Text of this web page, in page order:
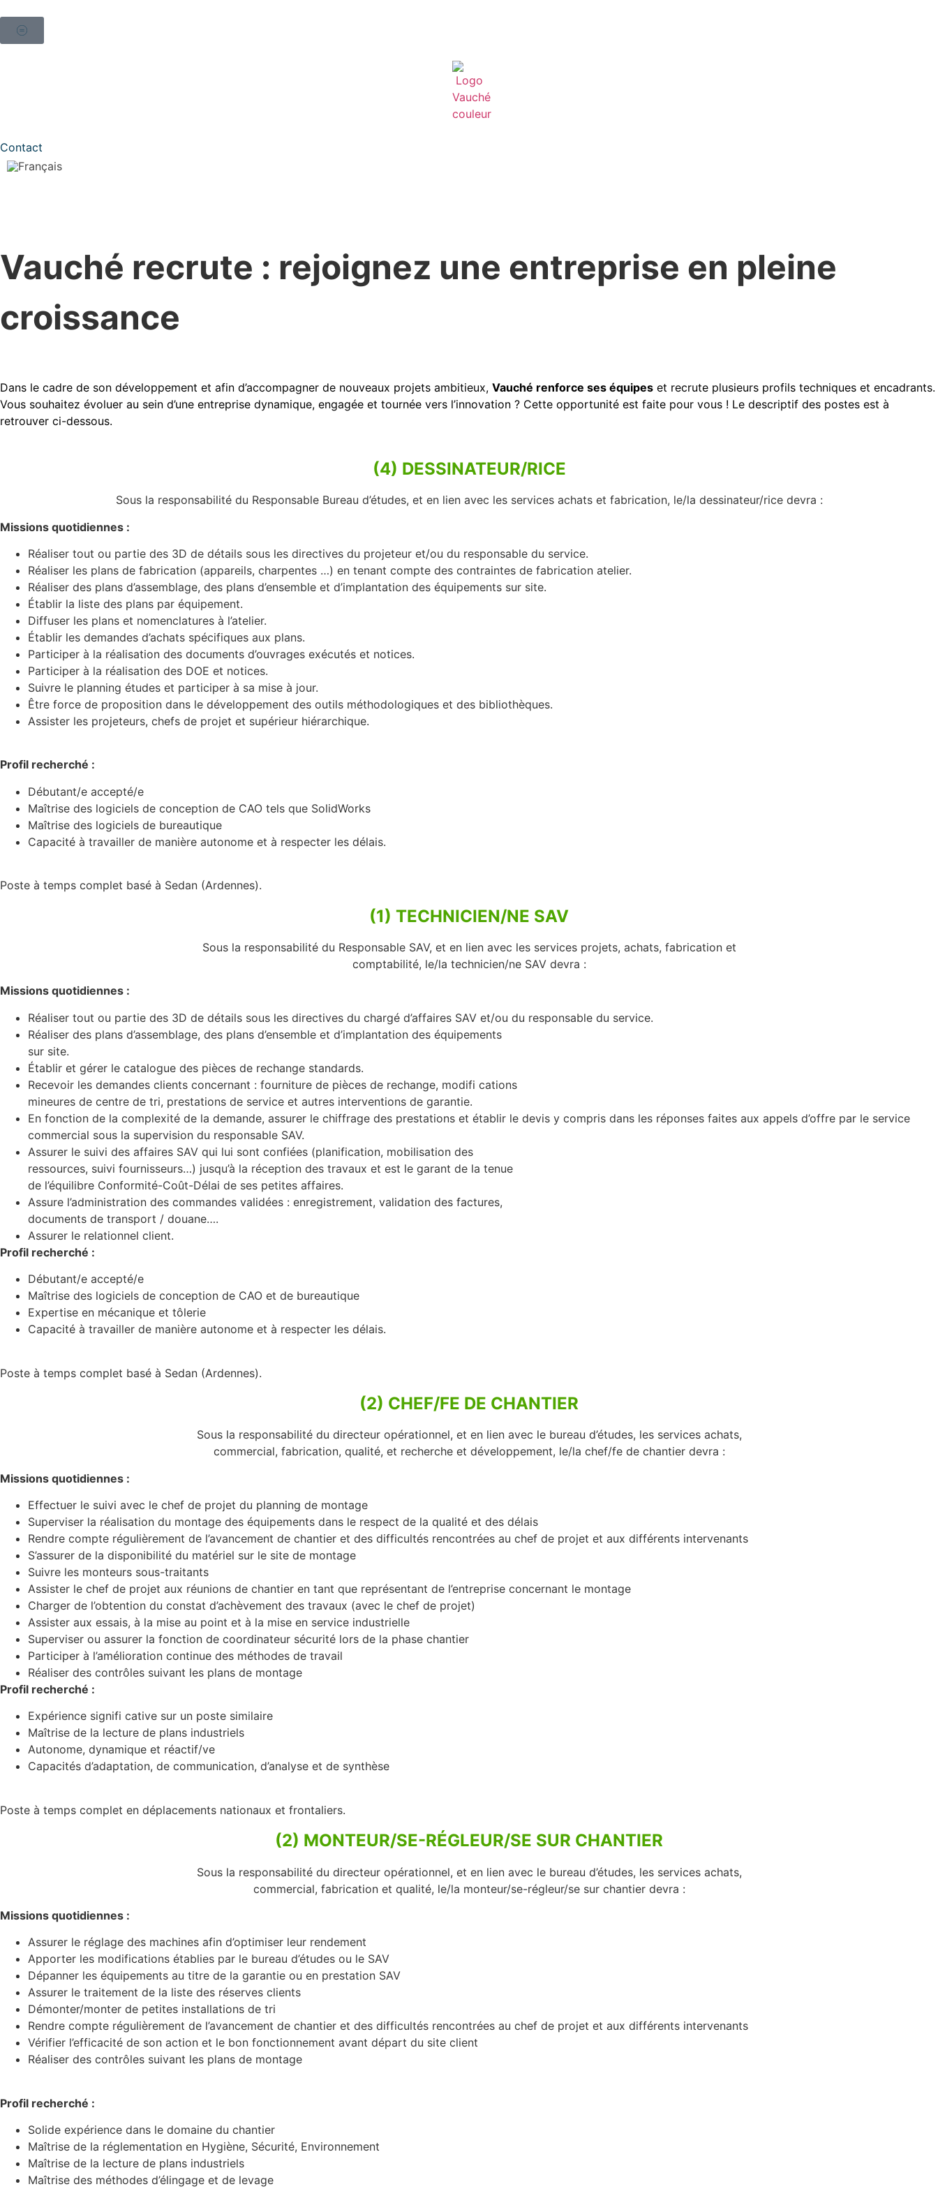
Contact
Vauché recrute : rejoignez une entreprise en pleine
croissance
Dans le cadre de son développement et afin d’accompagner de nouveaux projets ambitieux, Vauché renforce ses équipes et recrute plusieurs profils techniques et encadrants.
Vous souhaitez évoluer au sein d’une entreprise dynamique, engagée et tournée vers l’innovation ? Cette opportunité est faite pour vous ! Le descriptif des postes est à
retrouver ci-dessous.
(4) DESSINATEUR/RICE
Sous la responsabilité du Responsable Bureau d’études, et en lien avec les services achats et fabrication, le/la dessinateur/rice devra :
Missions quotidiennes :
Réaliser tout ou partie des 3D de détails sous les directives du projeteur et/ou du responsable du service.
Réaliser les plans de fabrication (appareils, charpentes …) en tenant compte des contraintes de fabrication atelier.
Réaliser des plans d’assemblage, des plans d’ensemble et d’implantation des équipements sur site.
Établir la liste des plans par équipement.
Diffuser les plans et nomenclatures à l’atelier.
Établir les demandes d’achats spécifiques aux plans.
Participer à la réalisation des documents d’ouvrages exécutés et notices.
Participer à la réalisation des DOE et notices.
Suivre le planning études et participer à sa mise à jour.
Être force de proposition dans le développement des outils méthodologiques et des bibliothèques.
Assister les projeteurs, chefs de projet et supérieur hiérarchique.
Profil recherché :
Débutant/e accepté/e
Maîtrise des logiciels de conception de CAO tels que SolidWorks
Maîtrise des logiciels de bureautique
Capacité à travailler de manière autonome et à respecter les délais.
Poste à temps complet basé à Sedan (Ardennes).
(1) TECHNICIEN/NE SAV
Sous la responsabilité du Responsable SAV, et en lien avec les services projets, achats, fabrication et
comptabilité, le/la technicien/ne SAV devra :
Missions quotidiennes :
Réaliser tout ou partie des 3D de détails sous les directives du chargé d’affaires SAV et/ou du responsable du service.
Réaliser des plans d’assemblage, des plans d’ensemble et d’implantation des équipements
sur site.
Établir et gérer le catalogue des pièces de rechange standards.
Recevoir les demandes clients concernant : fourniture de pièces de rechange, modifi cations
mineures de centre de tri, prestations de service et autres interventions de garantie.
En fonction de la complexité de la demande, assurer le chiffrage des prestations et établir le devis y compris dans les réponses faites aux appels d’offre par le service
commercial sous la supervision du responsable SAV.
Assurer le suivi des affaires SAV qui lui sont confiées (planification, mobilisation des
ressources, suivi fournisseurs…) jusqu’à la réception des travaux et est le garant de la tenue
de l’équilibre Conformité-Coût-Délai de ses petites affaires.
Assure l’administration des commandes validées : enregistrement, validation des factures,
documents de transport / douane….
Assurer le relationnel client.
Profil recherché :
Débutant/e accepté/e
Maîtrise des logiciels de conception de CAO et de bureautique
Expertise en mécanique et tôlerie
Capacité à travailler de manière autonome et à respecter les délais.
Poste à temps complet basé à Sedan (Ardennes).
(2) CHEF/FE DE CHANTIER
Sous la responsabilité du directeur opérationnel, et en lien avec le bureau d’études, les services achats,
commercial, fabrication, qualité, et recherche et développement, le/la chef/fe de chantier devra :
Missions quotidiennes :
Effectuer le suivi avec le chef de projet du planning de montage
Superviser la réalisation du montage des équipements dans le respect de la qualité et des délais
Rendre compte régulièrement de l’avancement de chantier et des difficultés rencontrées au chef de projet et aux différents intervenants
S’assurer de la disponibilité du matériel sur le site de montage
Suivre les monteurs sous-traitants
Assister le chef de projet aux réunions de chantier en tant que représentant de l’entreprise concernant le montage
Charger de l’obtention du constat d’achèvement des travaux (avec le chef de projet)
Assister aux essais, à la mise au point et à la mise en service industrielle
Superviser ou assurer la fonction de coordinateur sécurité lors de la phase chantier
Participer à l’amélioration continue des méthodes de travail
Réaliser des contrôles suivant les plans de montage
Profil recherché :
Expérience signifi cative sur un poste similaire
Maîtrise de la lecture de plans industriels
Autonome, dynamique et réactif/ve
Capacités d’adaptation, de communication, d’analyse et de synthèse
Poste à temps complet en déplacements nationaux et frontaliers.
(2) MONTEUR/SE-RÉGLEUR/SE SUR CHANTIER
Sous la responsabilité du directeur opérationnel, et en lien avec le bureau d’études, les services achats,
commercial, fabrication et qualité, le/la monteur/se-régleur/se sur chantier devra :
Missions quotidiennes :
Assurer le réglage des machines afin d’optimiser leur rendement
Apporter les modifications établies par le bureau d’études ou le SAV
Dépanner les équipements au titre de la garantie ou en prestation SAV
Assurer le traitement de la liste des réserves clients
Démonter/monter de petites installations de tri
Rendre compte régulièrement de l’avancement de chantier et des difficultés rencontrées au chef de projet et aux différents intervenants
Vérifier l’efficacité de son action et le bon fonctionnement avant départ du site client
Réaliser des contrôles suivant les plans de montage
Profil recherché :
Solide expérience dans le domaine du chantier
Maîtrise de la réglementation en Hygiène, Sécurité, Environnement
Maîtrise de la lecture de plans industriels
Maîtrise des méthodes d’élingage et de levage